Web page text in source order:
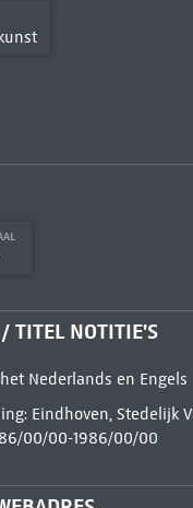
TITEL NOTITIE'S
Nederlands en Engels
Eindhoven, Stedelijk
00/00-1986/00/00